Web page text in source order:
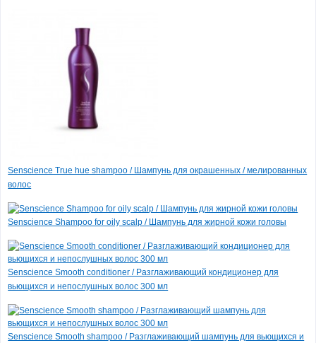
Senscience True hue shampoo / Шампунь для окрашенных / мелированных
волос
Senscience Shampoo for oily scalp / Шампунь для жирной кожи головы
Senscience Smooth conditioner / Разглаживающий кондиционер для
вьющихся и непослушных волос 300 мл
Senscience Smooth shampoo / Разглаживающий шампунь для вьющихся и